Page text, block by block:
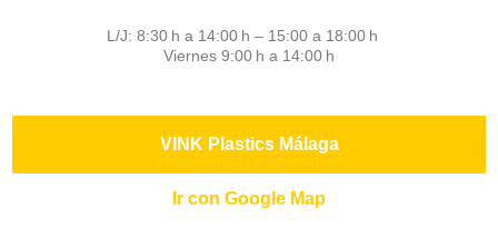
L/J: 8:30 h a 14:00 h – 15:00 a 18:00 h
Viernes 9:00 h a 14:00 h
VINK Plastics Málaga
Ir con Google Map